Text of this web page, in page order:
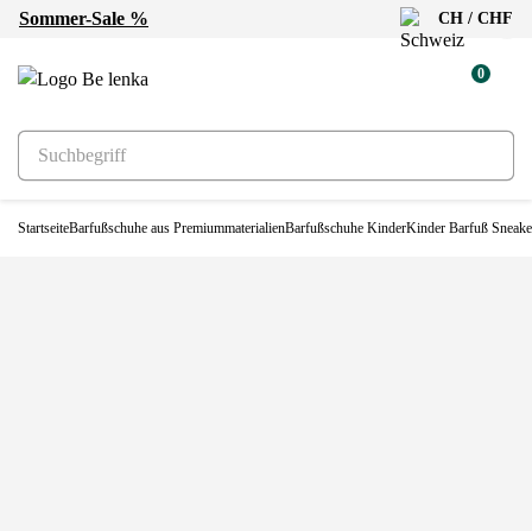
Sommer-Sale % CH / CHF
0
StartseiteBarfußschuhe aus PremiummaterialienBarfußschuhe KinderKinder Barfuß